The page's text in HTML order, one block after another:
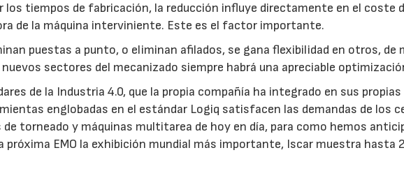
los tiempos de fabricación, la reducción influye directamente en el coste
de la máquina interviniente. Este es el factor importante.
puestas a punto, o eliminan afilados, se gana flexibilidad en otros, de
sectores del mecanizado siempre habrá una apreciable
de la Industria 4.0, que la propia compañía ha integrado en sus propias
englobadas en el estándar Logiq satisfacen las demandas de los
torneado y máquinas multitarea de hoy en día, para como hemos
próxima EMO la exhibición mundial más importante, Iscar muestra hasta